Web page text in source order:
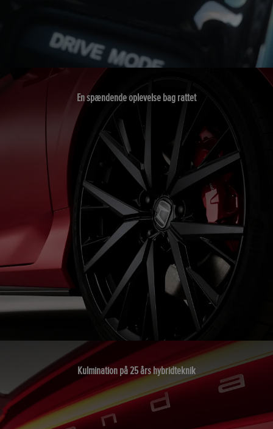
En spændende oplevelse bag rattet
Kulmination på 25 års hybridteknik